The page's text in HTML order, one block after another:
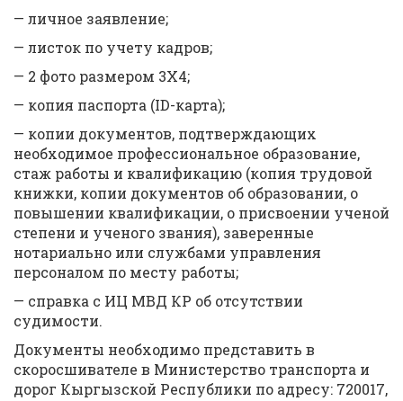
— личное заявление;
— листок по учету кадров;
— 2 фото размером 3Х4;
— копия паспорта (ID-карта);
— копии документов, подтверждающих
необходимое профессиональное образование,
стаж работы и квалификацию (копия трудовой
книжки, копии документов об образовании, о
повышении квалификации, о присвоении ученой
степени и ученого звания), заверенные
нотариально или службами управления
персоналом по месту работы;
— справка с ИЦ МВД КР об отсутствии
судимости.
Документы необходимо представить в
скоросшивателе в Министерство транспорта и
дорог Кыргызской Республики по адресу: 720017,